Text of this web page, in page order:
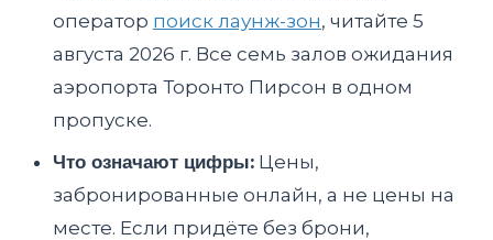
оператор поиск лаунж-зон, читайте 5
августа 2026 г. Все семь залов ожидания
аэропорта Торонто Пирсон в одном
пропуске.
Что означают цифры: Цены,
забронированные онлайн, а не цены на
месте. Если придёте без брони,